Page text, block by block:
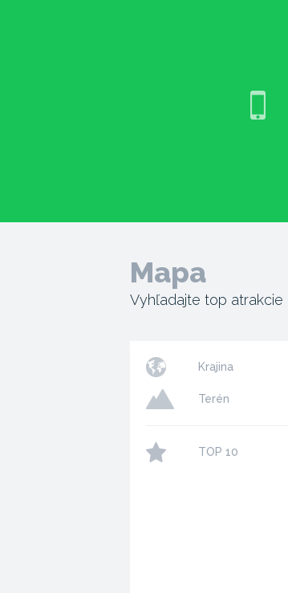
Mapa
Vyhľadajte top atrakcie
Krajina
Terén
TOP 10